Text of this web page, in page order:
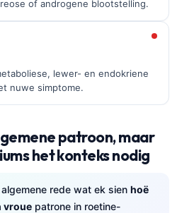
of androgene blootstelling.
lewer- en endokriene
nuwe simptome.
patroon, maar
het konteks nodig
rede wat ek sien hoë
vroue patrone in roetine-